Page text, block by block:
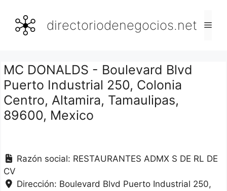
contenido
directoriodenegocios.net
MC DONALDS - Boulevard Blvd
Puerto Industrial 250, Colonia
Centro, Altamira, Tamaulipas,
89600, Mexico
Razón social: RESTAURANTES ADMX S DE RL DE
CV
Dirección: Boulevard Blvd Puerto Industrial 250,